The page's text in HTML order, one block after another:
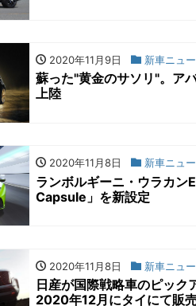
2020年11月9日 新車ニュ
蘇った"黄金のサソリ"。
上陸
2020年11月8日 新車ニュ
ランボルギーニ・ウラカン
Capsule」を新設定
2020年11月8日 新車ニュ
日産が国際戦略車のピック
2020年12月にタイにて販